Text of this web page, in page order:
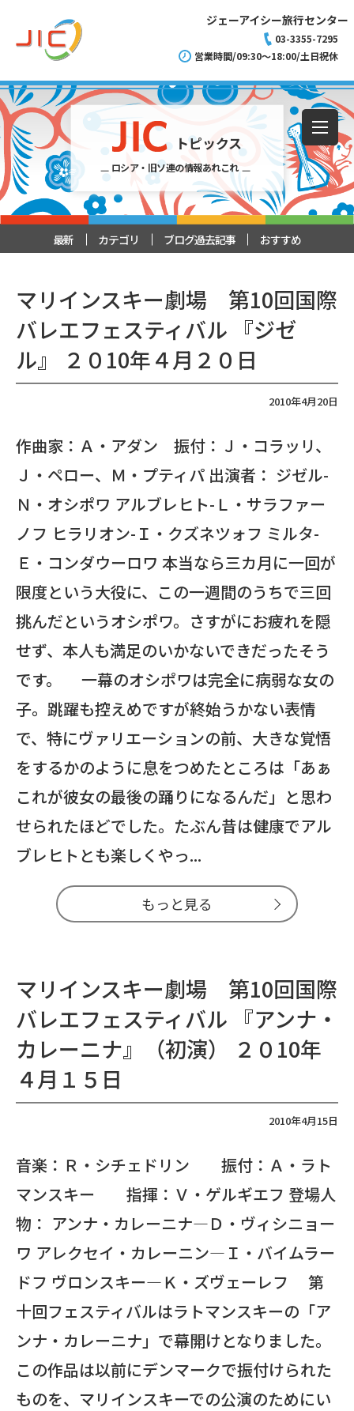
ジェーアイシー旅行センター
03-3355-7295
営業時間/09:30～18:00/土日祝休
トピックス
ロシア・旧ソ連の情報あれこれ
最新 カテゴリ ブログ過去記事 おすすめ
マリインスキー劇場 第10回国際
バレエフェスティバル 『ジゼ
ル』 ２０10年４月２０日
2010年4月20日
作曲家：Ａ・アダン 振付：Ｊ・コラッリ、
Ｊ・ペロー、Ｍ・プティパ 出演者： ジゼル-
Ｎ・オシポワ アルブレヒト-Ｌ・サラファー
ノフ ヒラリオン-Ｉ・クズネツォフ ミルタ-
Ｅ・コンダウーロワ 本当なら三カ月に一回が
限度という大役に、この一週間のうちで三回
挑んだというオシポワ。さすがにお疲れを隠
せず、本人も満足のいかないできだったそう
です。 一幕のオシポワは完全に病弱な女の
子。跳躍も控えめですが終始うかない表情
で、特にヴァリエーションの前、大きな覚悟
をするかのように息をつめたところは「あぁ
これが彼女の最後の踊りになるんだ」と思わ
せられたほどでした。たぶん昔は健康でアル
ブレヒトとも楽しくやっ...
もっと見る
マリインスキー劇場 第10回国際
バレエフェスティバル 『アンナ・
カレーニナ』（初演） ２０10年
４月１５日
2010年4月15日
音楽：Ｒ・シチェドリン 振付：Ａ・ラト
マンスキー 指揮：Ｖ・ゲルギエフ 登場人
物： アンナ・カレーニナ―Ｄ・ヴィシニョー
ワ アレクセイ・カレーニン―Ｉ・バイムラー
ドフ ヴロンスキー―Ｋ・ズヴェーレフ 第
十回フェスティバルはラトマンスキーの「ア
ンナ・カレーニナ」で幕開けとなりました。
この作品は以前にデンマークで振付けられた
ものを、マリインスキーでの公演のためにい